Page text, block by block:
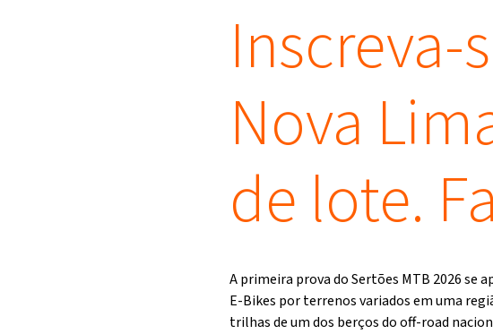
Inscreva-
Nova
de lote.
A primeira prova do Sertões MTB 2026 se
E-Bikes por terrenos variados em uma
trilhas de um dos berços do off-road